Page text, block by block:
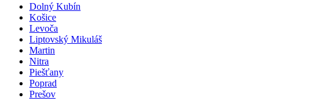
Dolný Kubín
Košice
Levoča
Liptovský Mikuláš
Martin
Nitra
Piešťany
Poprad
Prešov